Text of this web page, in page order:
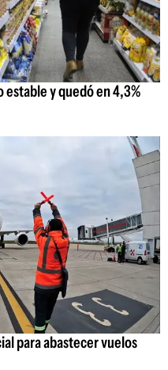
y quedó en 4,3%
para abastecer vuelos